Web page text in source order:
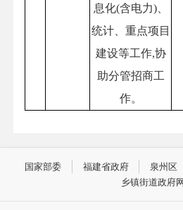
息化(含电力)、
统计、重点项目
建设等工作,协
助分管招商工
作。
国家部委 福建省政府 泉州区
乡镇街道政府